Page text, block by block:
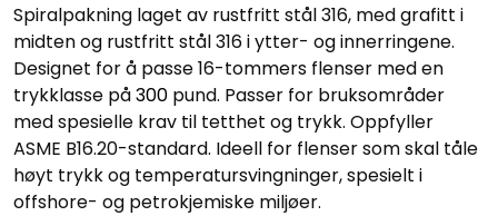
Spiralpakning laget av rustfritt stål 316, med grafitt i
midten og rustfritt stål 316 i ytter- og innerringene.
Designet forå passe 16-tommers flenser med en
trykklasse på300 pund. Passer for bruksområder
med spesielle krav til tetthet og trykk. Oppfyller
ASME B16.20-standard. Ideell for flenser som skal tåle
høyt trykk og temperatursvingninger, spesielt i
offshore- og petrokjemiske miljøer.